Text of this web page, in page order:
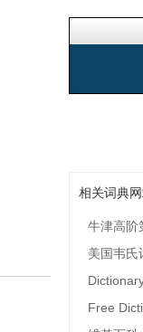
相关词典网
牛津高阶
美国韦氏
Free